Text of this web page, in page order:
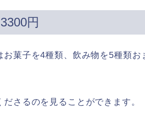
円
菓子を4種類、飲み物を5種類
さるのを見ることができます。